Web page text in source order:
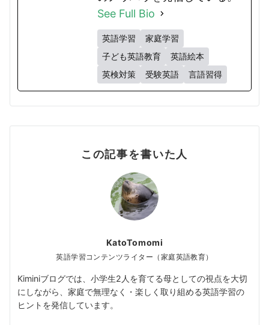
See Full Bio
英語学習
家庭学習
子ども英語教育
英語絵本
英検対策
受験英語 言語習得
この記事を書いた人
KatoTomomi
英語学習コンテンツライター（家庭英語教育）
Kiminiブログでは、小学生2人を育てる母としての視点を大切
にしながら、家庭で無理なく・楽しく取り組める英語学習の
ヒントを発信しています。